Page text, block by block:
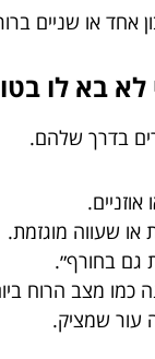
אחד או שניים
בדרך שלהם.
או שעווה מוגזמת.
גם בחורף״.
מצב הרוח
עור שמציק.